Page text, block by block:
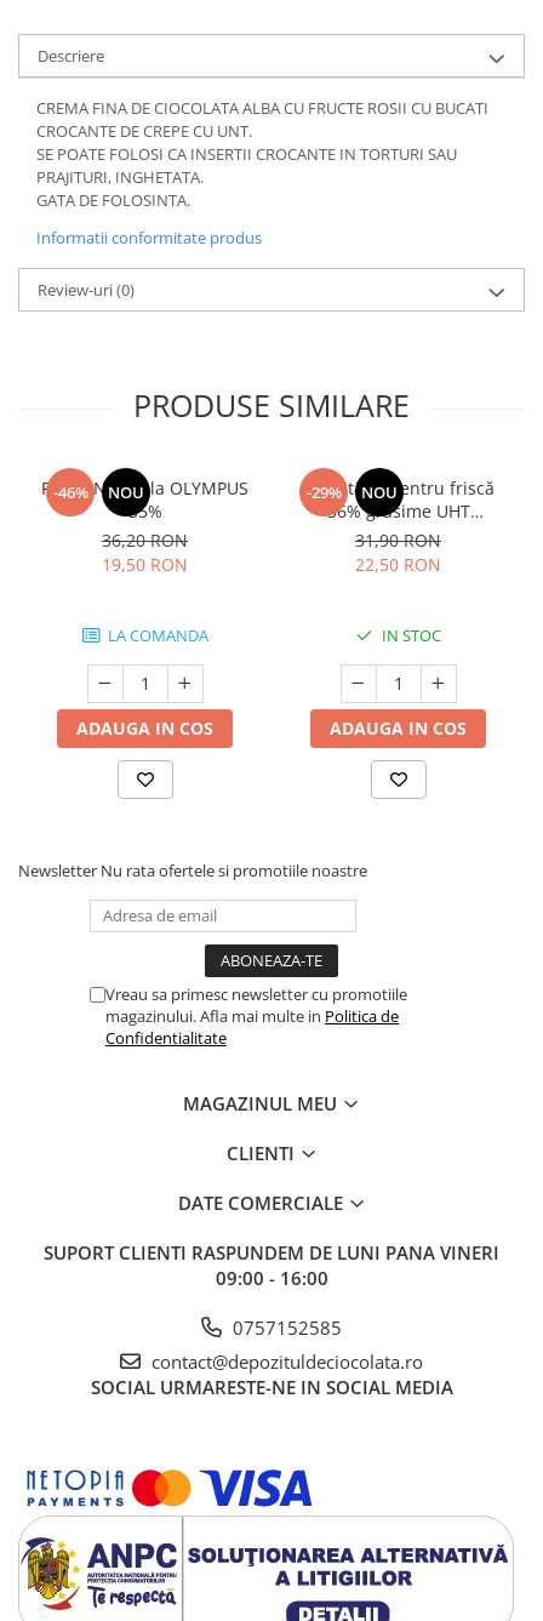
Descriere
CREMA FINA DE CIOCOLATA ALBA CU FRUCTE ROSII CU BUCATI
CROCANTE DE CREPE CU UNT.
SE POATE FOLOSI CA INSERTII CROCANTE IN TORTURI SAU
PRAJITURI, INGHETATA.
GATA DE FOLOSINTA.
Informatii conformitate produs
Review-uri(0)
PRODUSE SIMILARE
-46% NOU
Frisca Naturala OLYMPUS
35%
36,20 RON
19,50 RON
LA COMANDA
ADAUGA IN COS
-29% NOU
Smântână pentru friscă
36% grăsime UHT
MLEKOVITA
31,90 RON
22,50 RON
IN STOC
ADAUGA IN COS
Newsletter Nu rata ofertele si promotiile noastre
Vreau sa primesc newsletter cu promotiile
magazinului. Afla mai multe in Politica de
Confidentialitate
MAGAZINUL MEU
CLIENTI
DATE COMERCIALE
SUPORT CLIENTI RASPUNDEM DE LUNI PANA VINERI
09:00 - 16:00
0757152585
contact@depozituldeciocolata.ro
SOCIAL URMARESTE-NE IN SOCIAL MEDIA